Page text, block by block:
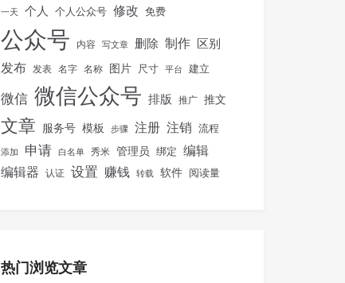
一天 个人 个人公众号 修改 免费
公众号 内容 写文章 删除 制作 区别
发布 发表 名字 名称 图片 尺寸 平台 建立
微信 微信公众号 排版 推广 推文
文章 服务号 模板 步骤 注册 注销 流程
添加 申请 白名单 秀米 管理员 绑定 编辑
编辑器
认证 设置 赚钱 转载 软件 阅读量
热门浏览文章